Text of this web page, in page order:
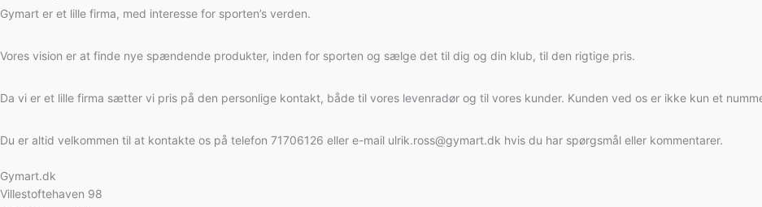
Gymart er et lille firma, med interesse for sporten’s verden.
Vores vision er at finde nye spændende produkter, inden for sporten og sælge det til dig og din klub, til den rigtige pris.
Da vi er et lille firma sætter vi pris på den personlige kontakt, både til vores levenradør og til vores kunder. Kunden ved os er ikke kun et
Du er altid velkommen til at kontakte os på telefon 71706126 eller e-mail ulrik.ross@gymart.dk hvis du har spørgsmål eller kommentarer.
Gymart.dk
Villestoftehaven 98